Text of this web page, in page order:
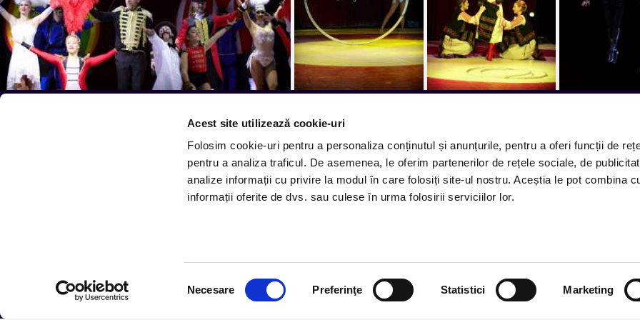
Acest site utilizează cookie-uri
Folosim cookie-uri pentru a personaliza conținutul și anunțurile, pentru a oferi funcții de
pentru a analiza traficul. De asemenea, le oferim partenerilor de rețele sociale, de
analize informații cu privire la modul în care folosiți site-ul nostru. Aceștia le pot combina
informații oferite de dvs. sau culese în urma folosirii serviciilor lor.
consimțământului
Necesare Preferinţe Statistici Marketing
Tot ce te intereseaza, direct in inbox.
Aboneaza-te la newsletter-ul nostru, fii primul la care ajung evenimentele noi.
Urmareste noutatile pe
Cum comand
Metode plata
Metode livrare